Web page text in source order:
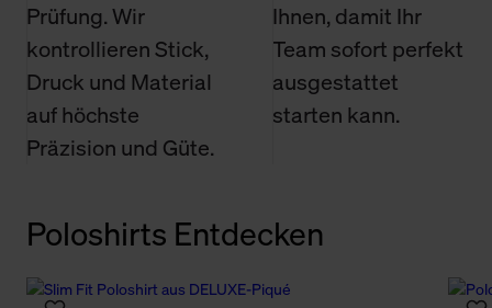
Prüfung. Wir
kontrollieren Stick,
Druck und Material
auf höchste
Präzision und Güte.
Ihnen, damit Ihr
Team sofort perfekt
ausgestattet
starten kann.
Poloshirts Entdecken